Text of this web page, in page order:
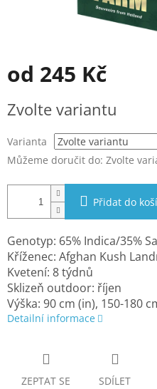
od 245 Kč
cena:
Zvolte variantu
Varianta
Můžeme doručit do: Zvolte
Přidat do
Genotyp: 65% Indica/35%
Kříženec: Afghan Kush
Kvetení: 8 týdnů
Sklizeň outdoor: říjen
Výška: 90 cm (in), 150-180
Detailní informace
ZEPTAT SE SDÍLET